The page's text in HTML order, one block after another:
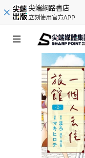
尖端網路書店
立刻使用官方APP